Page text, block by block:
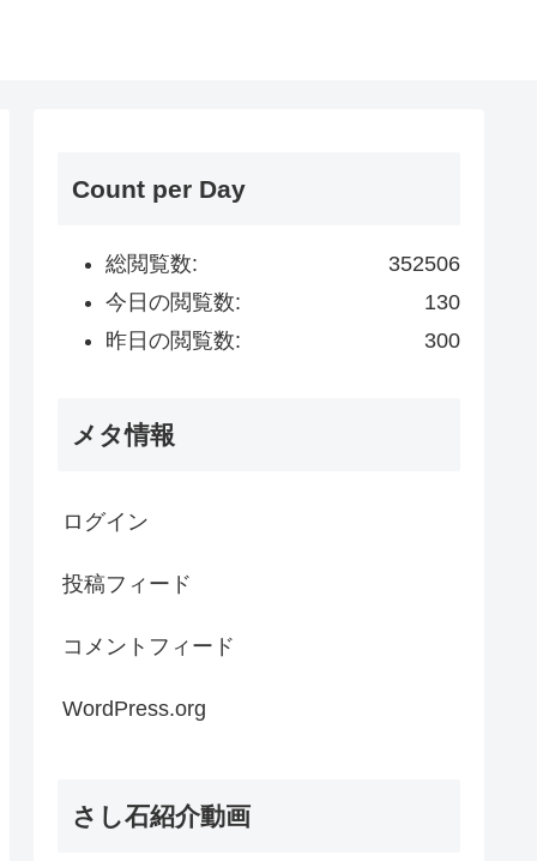
Count per Day
352506
総閲覧数:
130
今日の閲覧数:
300
昨日の閲覧数:
メタ情報
ログイン
投稿フィード
コメントフィード
WordPress.org
さし石紹介動画